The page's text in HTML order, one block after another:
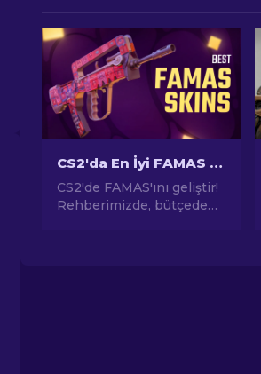
CS2'da En İyi FAMAS Skinleri [2026]
CS2'de FAMAS'ını geliştir!
Rehberimizde, bütçeden